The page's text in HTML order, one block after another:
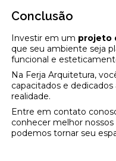
Conclusão
Investir em um projeto
que seu ambiente seja
funcional e
Na Ferja Arquitetura,
capacitados e
realidade.
Entre em contato
conhecer melhor
podemos tornar seu